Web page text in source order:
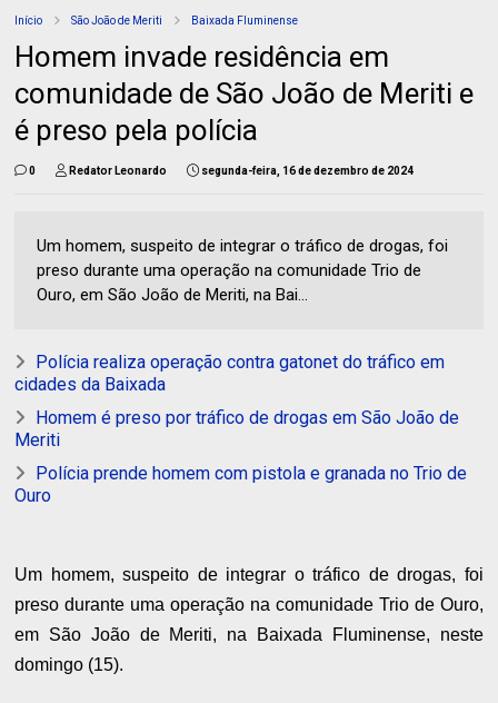
Início São João de Meriti Baixada Fluminense
Homem invade residência em
comunidade de São João de Meriti e
é preso pela polícia
0 Redator Leonardo segunda-feira, 16 de dezembro de 2024
Um homem, suspeito de integrar o tráfico de drogas, foi
preso durante uma operação na comunidade Trio de
Ouro, em São João de Meriti, na Bai...
Polícia realiza operação contra gatonet do tráfico em
cidades da Baixada
Homem é preso por tráfico de drogas em São João de
Meriti
Polícia prende homem com pistola e granada no Trio de
Ouro
Um homem, suspeito de integrar o tráfico de drogas, foi
preso durante uma operação na comunidade Trio de Ouro,
em São João de Meriti, na Baixada Fluminense, neste
domingo (15).